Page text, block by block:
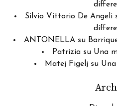
Silvio Vittorio De Angeli
ANTONELLA su
Patrizia su Una
Matej Figelj su